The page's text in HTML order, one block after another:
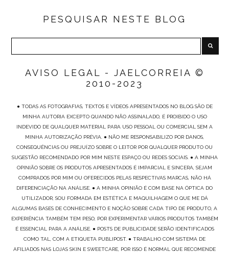
PESQUISAR NESTE BLOG
AVISO LEGAL - JAELCORREIA ©
2010-2023
● TODAS AS FOTOGRAFIAS, TEXTOS E VÍDEOS APRESENTADOS NO BLOG SÃO DE
MINHA AUTORIA EXCEPTO QUANDO NÃO ASSINALADO, É PROIBIDO O USO
INDEVIDO DE QUALQUER MATERIAL PARA USO PESSOAL OU COMERCIAL SEM A
MINHA AUTORIZAÇÃO PRÉVIA. ● NÃO ME RESPONSABILIZO POR DANOS,
CONSEQUÊNCIAS OU PREJUÍZO SOBRE O LEITOR POR QUALQUER PRODUTO OU
SUGESTÃO RECOMENDADO POR MIM NESTE ESPAÇO OU REDES SOCIAIS. ● A MINHA
OPINIÃO SOBRE OS PRODUTOS APRESENTADOS É IMPARCIAL E SINCERA, SEJAM
COMPRADOS POR MIM OU OFERECIDOS PELAS RESPECTIVAS MARCAS, NÃO HÁ
DIFERENCIAÇÃO NA ANÁLISE. ● A MINHA OPINIÃO É COM BASE NA ÓPTICA DO
UTILIZADOR, SOU FORMADA EM ESTÉTICA E MAQUILHAGEM O QUE ME DÁ
ALGUMAS BASES DE CONHECIMENTO E NOÇÃO SOBRE CADA TIPO DE PRODUTO, A
EXPERIÊNCIA TAMBÉM TEM PESO, POR EXPERIMENTAR VÁRIOS PRODUTOS TAMBÉM
É ESSENCIAL PARA A ANÁLISE. ● POSTS DE PUBLICIDADE SERÃO IDENTIFICADOS
COMO TAL, COM A ETIQUETA PUBLIPOST. ● TRABALHO COM SISTEMA DE
AFILIADOS NAS LOJAS SKIN E SWEETCARE, POR ISSO É NORMAL QUE RECOMENDE